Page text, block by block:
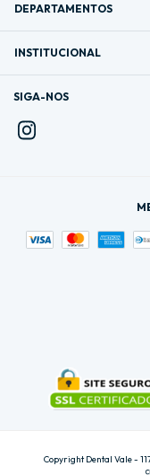
DEPARTAMENTOS
INSTITUCIONAL
SIGA-NOS
Copyright Dental Vale -